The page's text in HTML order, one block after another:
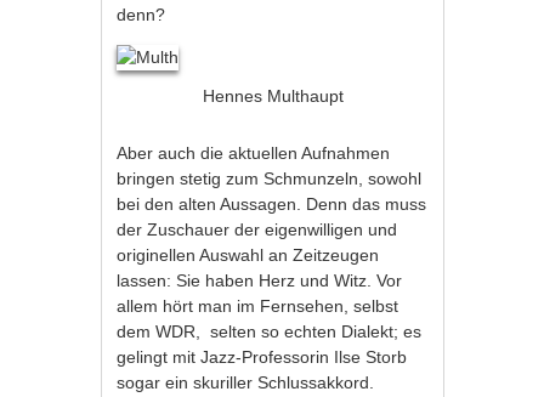
denn?
Hennes Multhaupt
Aber auch die aktuellen Aufnahmen
bringen stetig zum Schmunzeln, sowohl
bei den alten Aussagen. Denn das muss
der Zuschauer der eigenwilligen und
originellen Auswahl an Zeitzeugen
lassen: Sie haben Herz und Witz. Vor
allem hört man im Fernsehen, selbst
dem WDR, selten so echten Dialekt; es
gelingt mit Jazz-Professorin Ilse Storb
sogar ein skuriller Schlussakkord.